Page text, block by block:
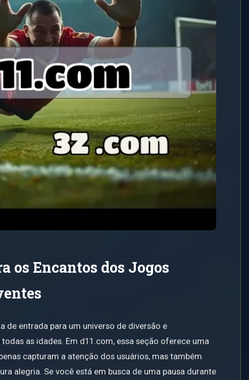
os Encantos dos Jogos
de entrada para um universo de diversão e
as idades. Em d11.com, essa seção oferece uma
capturam a atenção dos usuários, mas também
alegria. Se você está em busca de uma pausa durante